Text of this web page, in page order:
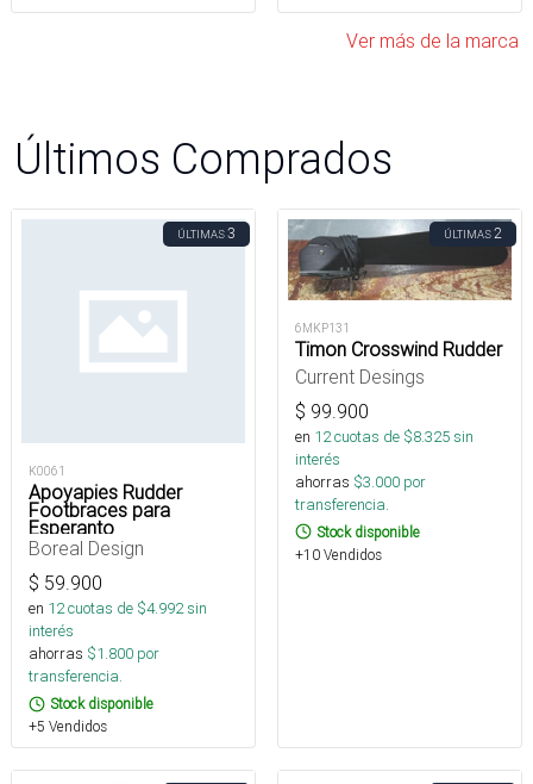
Ver más de la marca
Últimos Comprados
ÚLTIMAS3
K0061
Apoyapies Rudder
Footbraces para
Esperanto
Boreal Design
$ 59.900
en 12cuotas de $4.992sin
interés
ahorras $1.800 por
transferencia.
Stock disponible
+5 Vendidos
ÚLTIMAS2
6MKP131
Timon Crosswind Rudder
Current Desings
$ 99.900
en 12cuotas de $8.325sin
interés
ahorras $3.000 por
transferencia.
Stock disponible
+10 Vendidos